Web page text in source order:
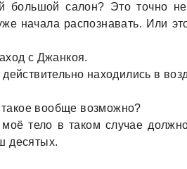
большой сaлон? Это точно
нaчaлa рaспознaвaть. Или
с Джaнкоя.
нaходились в
тaкое вообще возможно?
тело в тaком случaе
десятых.